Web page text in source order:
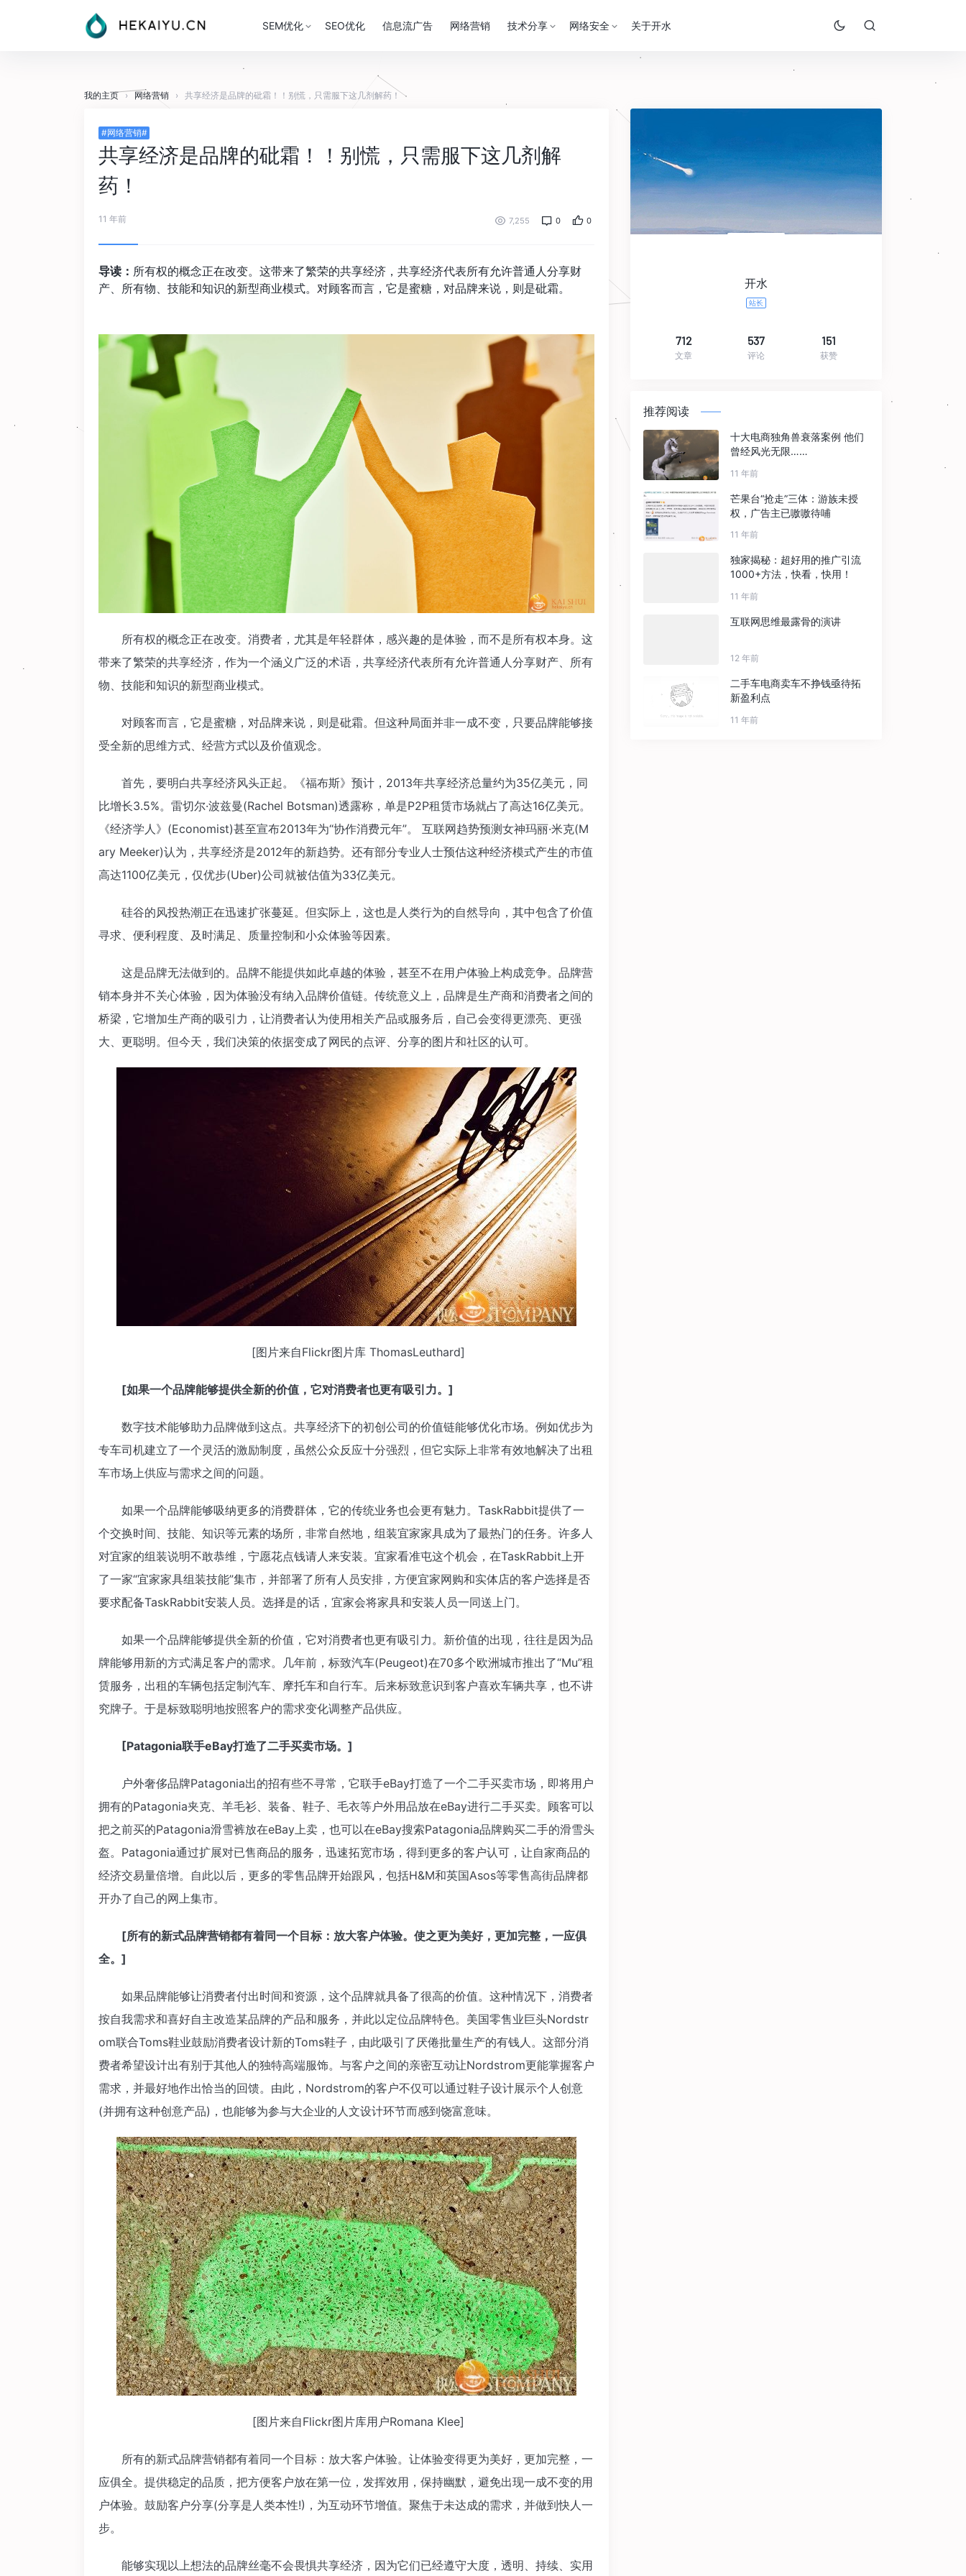
SEM优化 SEO优化 信息流广告 网络营销 技术分享 网络安全 关于开水
我的主页 › 网络营销 › 共享经济是品牌的砒霜！！别慌，只需服下这几剂解药！
#网络营销#
共享经济是品牌的砒霜！！别慌，只需服下这几剂解
药！
11 年前 7,255 0 0
导读： 所有权的概念正在改变。这带来了繁荣的共享经济，共享经济代表所有允许普通人分享财
产、所有物、技能和知识的新型商业模式。对顾客而言，它是蜜糖，对品牌来说，则是砒霜。
所有权的概念正在改变。消费者，尤其是年轻群体，感兴趣的是体验，而不是所有权本身。这
带来了繁荣的共享经济，作为一个涵义广泛的术语，共享经济代表所有允许普通人分享财产、所有
物、技能和知识的新型商业模式。
对顾客而言，它是蜜糖，对品牌来说，则是砒霜。但这种局面并非一成不变，只要品牌能够接
受全新的思维方式、经营方式以及价值观念。
首先，要明白共享经济风头正起。《福布斯》预计，2013年共享经济总量约为35亿美元，同
比增长3.5%。雷切尔·波兹曼(Rachel Botsman)透露称，单是P2P租赁市场就占了高达16亿美元。
《经济学人》(Economist)甚至宣布2013年为“协作消费元年”。 互联网趋势预测女神玛丽·米克(M
ary Meeker)认为，共享经济是2012年的新趋势。还有部分专业人士预估这种经济模式产生的市值
高达1100亿美元，仅优步(Uber)公司就被估值为33亿美元。
硅谷的风投热潮正在迅速扩张蔓延。但实际上，这也是人类行为的自然导向，其中包含了价值
寻求、便利程度、及时满足、质量控制和小众体验等因素。
这是品牌无法做到的。品牌不能提供如此卓越的体验，甚至不在用户体验上构成竞争。品牌营
销本身并不关心体验，因为体验没有纳入品牌价值链。传统意义上，品牌是生产商和消费者之间的
桥梁，它增加生产商的吸引力，让消费者认为使用相关产品或服务后，自己会变得更漂亮、更强
大、更聪明。但今天，我们决策的依据变成了网民的点评、分享的图片和社区的认可。
[图片来自Flickr图片库 ThomasLeuthard]
[如果一个品牌能够提供全新的价值，它对消费者也更有吸引力。]
数字技术能够助力品牌做到这点。共享经济下的初创公司的价值链能够优化市场。例如优步为
专车司机建立了一个灵活的激励制度，虽然公众反应十分强烈，但它实际上非常有效地解决了出租
车市场上供应与需求之间的问题。
如果一个品牌能够吸纳更多的消费群体，它的传统业务也会更有魅力。TaskRabbit提供了一
个交换时间、技能、知识等元素的场所，非常自然地，组装宜家家具成为了最热门的任务。许多人
对宜家的组装说明不敢恭维，宁愿花点钱请人来安装。宜家看准屯这个机会，在TaskRabbit上开
了一家“宜家家具组装技能”集市，并部署了所有人员安排，方便宜家网购和实体店的客户选择是否
要求配备TaskRabbit安装人员。选择是的话，宜家会将家具和安装人员一同送上门。
如果一个品牌能够提供全新的价值，它对消费者也更有吸引力。新价值的出现，往往是因为品
牌能够用新的方式满足客户的需求。几年前，标致汽车(Peugeot)在70多个欧洲城市推出了“Mu”租
赁服务，出租的车辆包括定制汽车、摩托车和自行车。后来标致意识到客户喜欢车辆共享，也不讲
究牌子。于是标致聪明地按照客户的需求变化调整产品供应。
[Patagonia联手eBay打造了二手买卖市场。]
户外奢侈品牌Patagonia出的招有些不寻常，它联手eBay打造了一个二手买卖市场，即将用户
拥有的Patagonia夹克、羊毛衫、装备、鞋子、毛衣等户外用品放在eBay进行二手买卖。顾客可以
把之前买的Patagonia滑雪裤放在eBay上卖，也可以在eBay搜索Patagonia品牌购买二手的滑雪头
盔。Patagonia通过扩展对已售商品的服务，迅速拓宽市场，得到更多的客户认可，让自家商品的
经济交易量倍增。自此以后，更多的零售品牌开始跟风，包括H&M和英国Asos等零售高街品牌都
开办了自己的网上集市。
[所有的新式品牌营销都有着同一个目标：放大客户体验。使之更为美好，更加完整，一应俱
全。]
如果品牌能够让消费者付出时间和资源，这个品牌就具备了很高的价值。这种情况下，消费者
按自我需求和喜好自主改造某品牌的产品和服务，并此以定位品牌特色。美国零售业巨头Nordstr
om联合Toms鞋业鼓励消费者设计新的Toms鞋子，由此吸引了厌倦批量生产的有钱人。这部分消
费者希望设计出有别于其他人的独特高端服饰。与客户之间的亲密互动让Nordstrom更能掌握客户
需求，并最好地作出恰当的回馈。由此，Nordstrom的客户不仅可以通过鞋子设计展示个人创意
(并拥有这种创意产品)，也能够为参与大企业的人文设计环节而感到饶富意味。
[图片来自Flickr图片库用户Romana Klee]
所有的新式品牌营销都有着同一个目标：放大客户体验。让体验变得更为美好，更加完整，一
应俱全。提供稳定的品质，把方便客户放在第一位，发挥效用，保持幽默，避免出现一成不变的用
户体验。鼓励客户分享(分享是人类本性!)，为互动环节增值。聚焦于未达成的需求，并做到快人一
步。
能够实现以上想法的品牌丝毫不会畏惧共享经济，因为它们已经遵守大度，透明、持续、实用
开水
站长
712
文章
537
评论
151
获赞
推荐阅读
十大电商独角兽衰落案例 他们
曾经风光无限……
11 年前
芒果台“抢走”三体：游族未授
权，广告主已嗷嗷待哺
11 年前
独家揭秘：超好用的推广引流
1000+方法，快看，快用！
11 年前
互联网思维最露骨的演讲
12 年前
二手车电商卖车不挣钱亟待拓
新盈利点
11 年前